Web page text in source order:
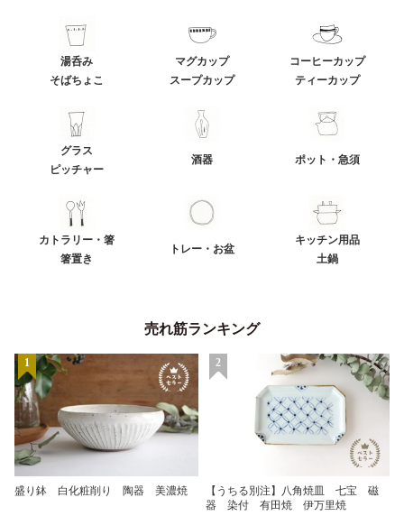
湯呑み
そばちょこ
マグカップ
スープカップ
コーヒーカップ
ティーカップ
グラス
ピッチャー
酒器 ポット・急須
カトラリー・箸
箸置き
トレー・お盆
キッチン用品
土鍋
売れ筋ランキング
1
盛り鉢 白化粧削り 陶器 美濃焼
2
【うちる別注】八角焼皿 七宝 磁
器 染付 有田焼 伊万里焼